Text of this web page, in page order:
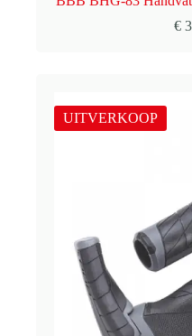
€
UITVERKOOP